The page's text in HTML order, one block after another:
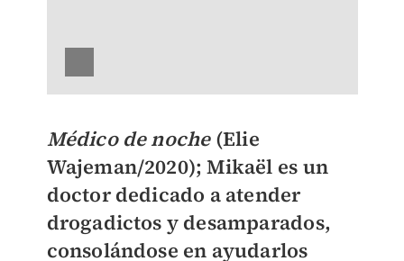
Médico de noche (Elie
Wajeman/2020); Mikaël es un
doctor dedicado a atender
drogadictos y desamparados,
consolándose en ayudarlos